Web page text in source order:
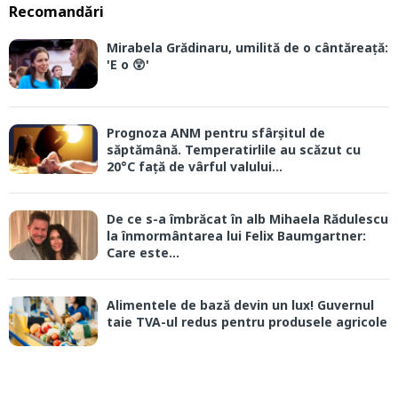
Recomandări
Mirabela Grădinaru, umilită de o cântăreață:
'E o 😲'
Prognoza ANM pentru sfârșitul de
săptămână. Temperatirlile au scăzut cu
20°C față de vârful valului...
De ce s-a îmbrăcat în alb Mihaela Rădulescu
la înmormântarea lui Felix Baumgartner:
Care este...
Alimentele de bază devin un lux! Guvernul
taie TVA-ul redus pentru produsele agricole